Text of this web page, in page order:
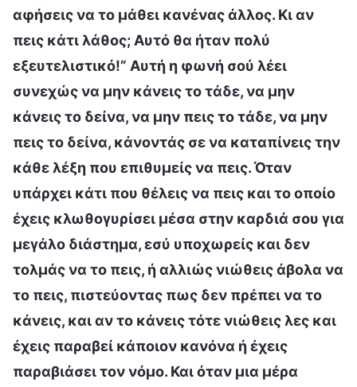
αφήσεις να το μάθει κανένας άλλος. Κι αν
πεις κάτι λάθος; Αυτό θα ήταν πολύ
εξευτελιστικό!” Αυτή η φωνή σού λέει
συνεχώς να μην κάνεις το τάδε, να μην
κάνεις το δείνα, να μην πεις το τάδε, να μην
πεις το δείνα, κάνοντάς σε να καταπίνεις την
κάθε λέξη που επιθυμείς να πεις. Όταν
υπάρχει κάτι που θέλεις να πεις και το οποίο
έχεις κλωθογυρίσει μέσα στην καρδιά σου για
μεγάλο διάστημα, εσύ υποχωρείς και δεν
τολμάς να το πεις, ή αλλιώς νιώθεις άβολα να
το πεις, πιστεύοντας πως δεν πρέπει να το
κάνεις, και αν το κάνεις τότε νιώθεις λες και
έχεις παραβεί κάποιον κανόνα ή έχεις
παραβιάσει τον νόμο. Και όταν μια μέρα